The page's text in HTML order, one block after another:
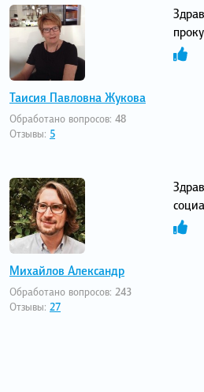
Таисия Павловна Жукова
Обработано вопросов: 48
Отзывы: 5
Михайлов Александр
Обработано вопросов: 243
Отзывы: 27